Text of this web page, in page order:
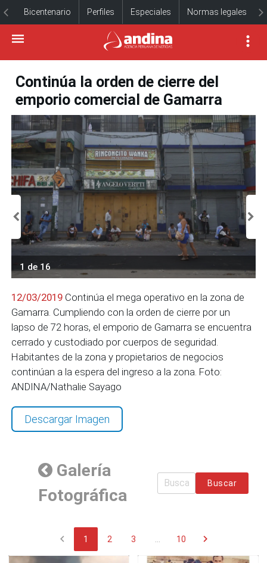
Bicentenario Perfiles Especiales Normas legales
Continúa la orden de cierre del
emporio comercial de Gamarra
1 de 16
12/03/2019 Continúa el mega operativo en la zona de
Gamarra. Cumpliendo con la orden de cierre por un
lapso de 72 horas, el emporio de Gamarra se encuentra
cerrado y custodiado por cuerpos de seguridad.
Habitantes de la zona y propietarios de negocios
continúan a la espera del ingreso a la zona. Foto:
ANDINA/Nathalie Sayago
Descargar Imagen
Galería
Fotográfica
Buscar
chevron_left 1 2 3 10 chevron_right